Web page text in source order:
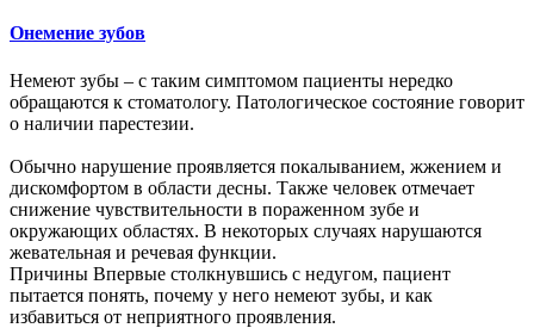
Онемение зубов
Немеют зубы – с таким симптомом пациенты нередко
обращаются к стоматологу. Патологическое состояние говорит
о наличии парестезии.
Обычно нарушение проявляется покалыванием, жжением и
дискомфортом в области десны. Также человек отмечает
снижение чувствительности в пораженном зубе и
окружающих областях. В некоторых случаях нарушаются
жевательная и речевая функции.
Причины Впервые столкнувшись с недугом, пациент
пытается понять, почему у него немеют зубы, и как
избавиться от неприятного проявления.